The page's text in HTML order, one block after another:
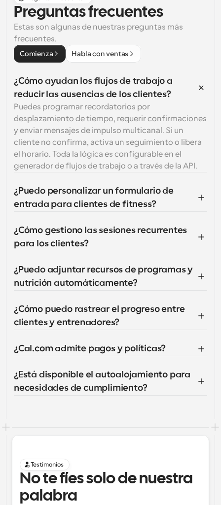
Preguntas frecuentes
Estas son algunas de nuestras preguntas más
frecuentes.
Comienza Habla con ventas
¿Cómo ayudan los flujos de trabajo a
reducir las ausencias de los clientes?
Puedes programar recordatorios por
desplazamiento de tiempo, requerir confirmaciones
y enviar mensajes de impulso multicanal. Si un
cliente no confirma, activa un seguimiento o libera
el horario. Toda la lógica es configurable en el
generador de flujos de trabajo o a través de la API.
¿Puedo personalizar un formulario de
entrada para clientes de fitness?
¿Cómo gestiono las sesiones recurrentes
para los clientes?
¿Puedo adjuntar recursos de programas y
nutrición automáticamente?
¿Cómo puedo rastrear el progreso entre
clientes y entrenadores?
¿Cal.com admite pagos y políticas?
¿Está disponible el autoalojamiento para
necesidades de cumplimiento?
Testimonios
No te fíes solo de nuestra
palabra